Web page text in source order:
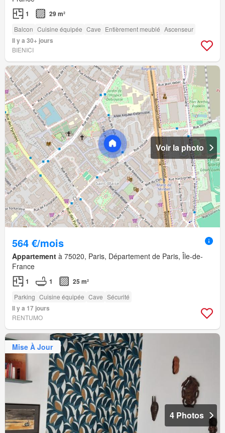
1 29 m²
Balcon Cuisine équipée Cave Entièrement meublé Ascenseur
Il y a 30+ jours
BIENICI
Voir la photo
564 €/mois
Appartement à 75020, Paris, Département de Paris, Île-de-
France
1 1 25 m²
Parking Cuisine équipée Cave Sécurité
Il y a 17 jours
RENTUMO
Mise À Jour
4 Photos